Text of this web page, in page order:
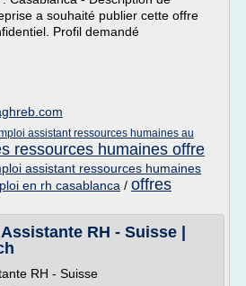
a souhaité publier cette offre
Profil demandé
assistant ressources humaines au
ressources humaines offre
assistant ressources humaines
en rh casablanca / offres
RH - Suisse |
RH - Suisse